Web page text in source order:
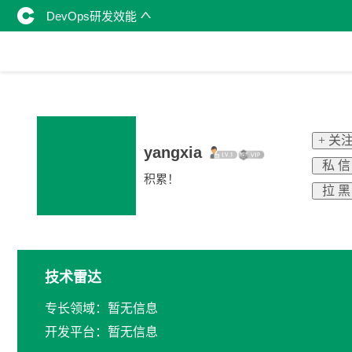
DevOps研发效能
yangxia
积累！
+ 关
私 信
拉 黑
技术雷达
专长领域：暂无信息
开发平台：暂无信息